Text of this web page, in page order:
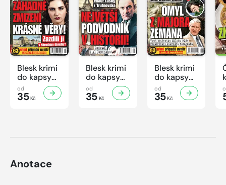
Blesk krimi
do kapsy
č.7/2026
od
35Kč
Blesk krimi
do kapsy
č.6/2026
od
35Kč
Blesk krimi
do kapsy
č.5/2026
od
35Kč
Anotace